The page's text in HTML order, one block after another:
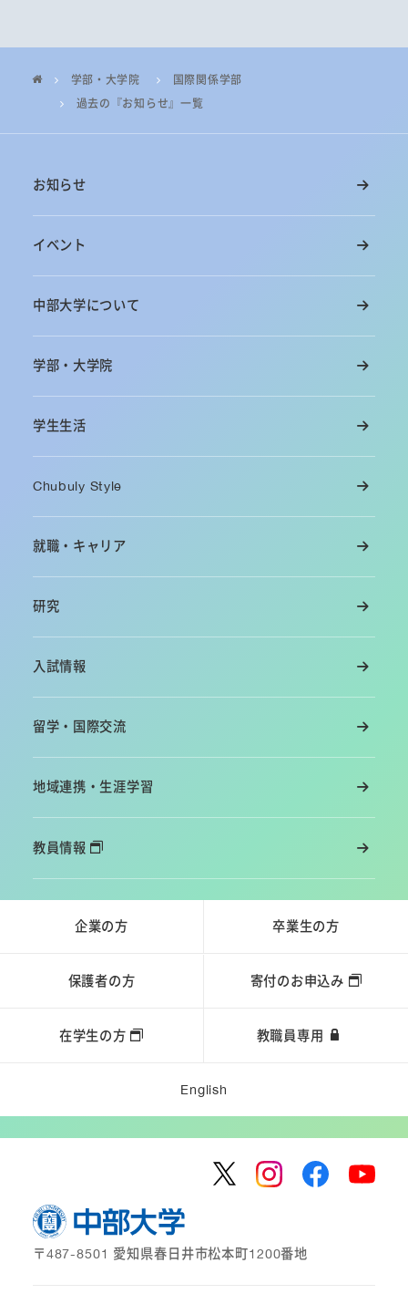
学部・大学院
国際関係学部
過去の『お知らせ』一覧
お知らせ
イベント
中部大学について
学部・大学院
学生生活
Chubuly Style
就職・キャリア
研究
入試情報
留学・国際交流
地域連携・生涯学習
教員情報
企業の方 卒業生の方
保護者の方 寄付のお申込み
在学生の方 教職員専用
English
〒487-8501 愛知県春日井市松本町1200番地